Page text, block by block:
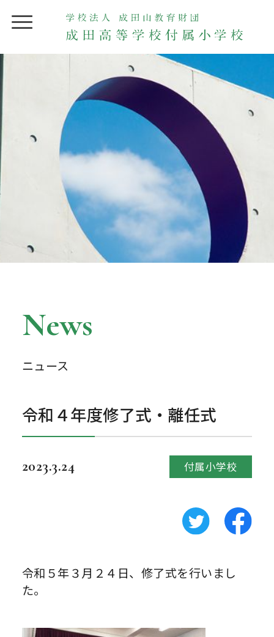
News
ニュース
令和４年度修了式・離任式
2023.3.24 付属小学校
令和５年３月２４日、修了式を行いまし
た。